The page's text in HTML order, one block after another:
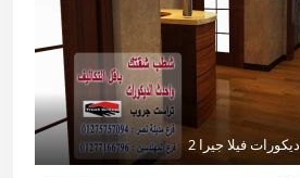
ديكورات فيلا جيرا 2